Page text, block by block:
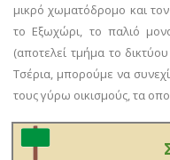
μικρό χωματόδρομο και
το Εξωχώρι, το παλιό
(αποτελεί τμήμα το
Τσέρια, μπορούμε να
τους γύρω οικισμούς, τα